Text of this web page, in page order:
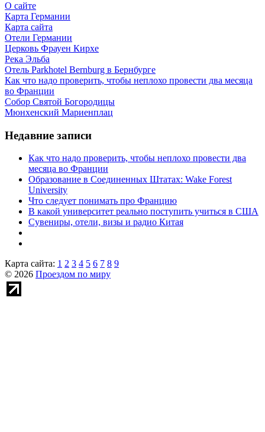
О сайте
Карта Германии
Карта сайта
Отели Германии
Церковь Фрауен Кирхе
Река Эльба
Отель Parkhotel Bernburg в Бернбурге
Как что надо проверить, чтобы неплохо провести два месяца
во Франции
Собор Святой Богородицы
Мюнхенский Мариенплац
Недавние записи
Как что надо проверить, чтобы неплохо провести два
месяца во Франции
Образование в Соединенных Штатах: Wake Forest
University
Что следует понимать про Францию
В какой университет реально поступить учиться в США
Сувениры, отели, визы и радио Китая
Карта сайта: 1 2 3 4 5 6 7 8 9
© 2026 Проездом по миру